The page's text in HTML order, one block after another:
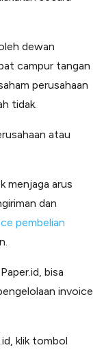
dewan
campur tangan
perusahaan
tidak.
atau
menjaga arus
dan
pembelian
bisa
invoice
klik tombol